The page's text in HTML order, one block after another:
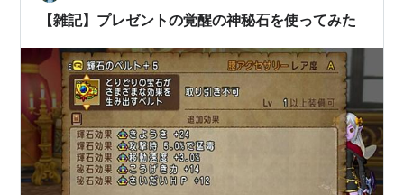
【雑記】プレゼントの覚醒の神秘石を使ってみた